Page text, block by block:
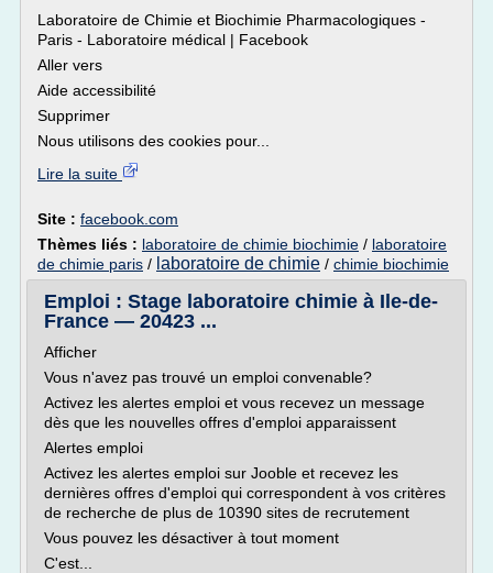
Laboratoire de Chimie et Biochimie Pharmacologiques -
Paris - Laboratoire médical | Facebook
Aller vers
Aide accessibilité
Supprimer
Nous utilisons des cookies pour...
Lire la suite
Site : facebook.com
Thèmes liés : laboratoire de chimie biochimie / laboratoire
de chimie paris / laboratoire de chimie / chimie biochimie
Emploi : Stage laboratoire chimie à Ile-de-
France — 20423 ...
Afficher
Vous n'avez pas trouvé un emploi convenable?
Activez les alertes emploi et vous recevez un message
dès que les nouvelles offres d'emploi apparaissent
Alertes emploi
Activez les alertes emploi sur Jooble et recevez les
dernières offres d'emploi qui correspondent à vos critères
de recherche de plus de 10390 sites de recrutement
Vous pouvez les désactiver à tout moment
C'est...